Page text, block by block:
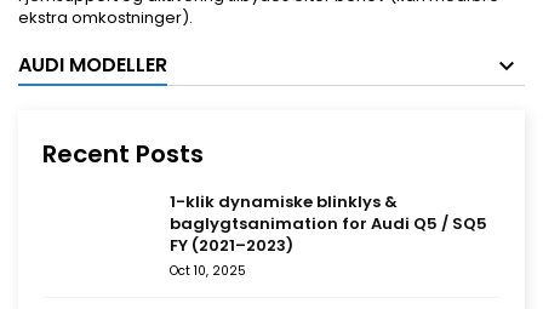
AUDI MODELLER
Recent Posts
1-klik dynamiske blinklys &
baglygtsanimation for Audi Q5 / SQ5
FY (2021–2023)
Oct 10, 2025
ekstra omkostninger).